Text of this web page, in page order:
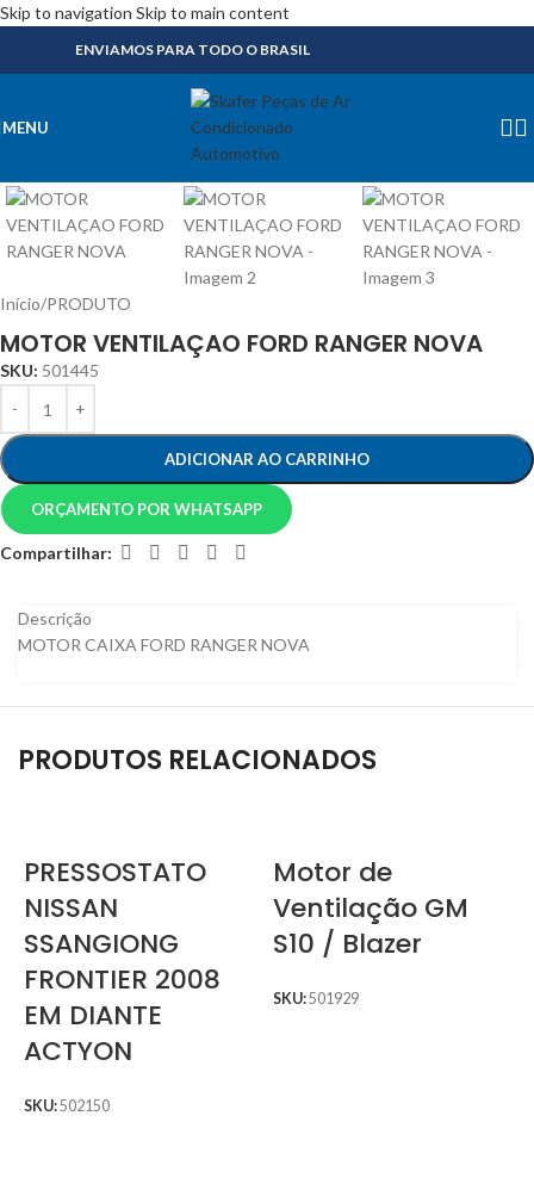
Skip to navigation Skip to main content
ENVIAMOS PARA TODO O BRASIL
MENU
Início/PRODUTO
MOTOR VENTILAÇAO FORD RANGER NOVA
SKU: 501445
ADICIONAR AO CARRINHO
ORÇAMENTO POR WHATSAPP
Compartilhar:
Descrição
MOTOR CAIXA FORD RANGER NOVA
PRODUTOS RELACIONADOS
PRESSOSTATO
NISSAN
SSANGIONG
FRONTIER 2008
EM DIANTE
ACTYON
SKU:502150
Motor de
Ventilação GM
S10 / Blazer
SKU:501929